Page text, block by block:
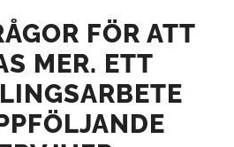
FÖR ATT
MER. ETT